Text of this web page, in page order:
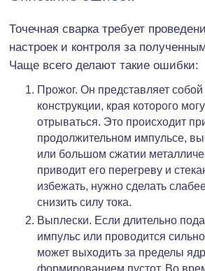
Точечная сварка требует
настроек и контроля за
Чаще всего делают такие ошибки:
Прожог. Он представляет собой
конструкции, края которого
отрываться. Это происходит
продолжительном импульсе,
или большом сжатии
приводит его перегреву и
избежать, нужно сделать
снизить силу тока.
Выплески. Если длительно
импульс или проводится
может выходить за пределы